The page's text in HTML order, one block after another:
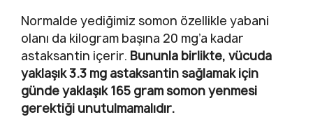
Normalde yediğimiz somon özellikle yabani
olanı da kilogram başına 20 mg’a kadar
astaksantin içerir. Bununla birlikte, vücuda
yaklaşık 3.3 mg astaksantin sağlamak için
günde yaklaşık 165 gram somon yenmesi
gerektiği unutulmamalıdır.